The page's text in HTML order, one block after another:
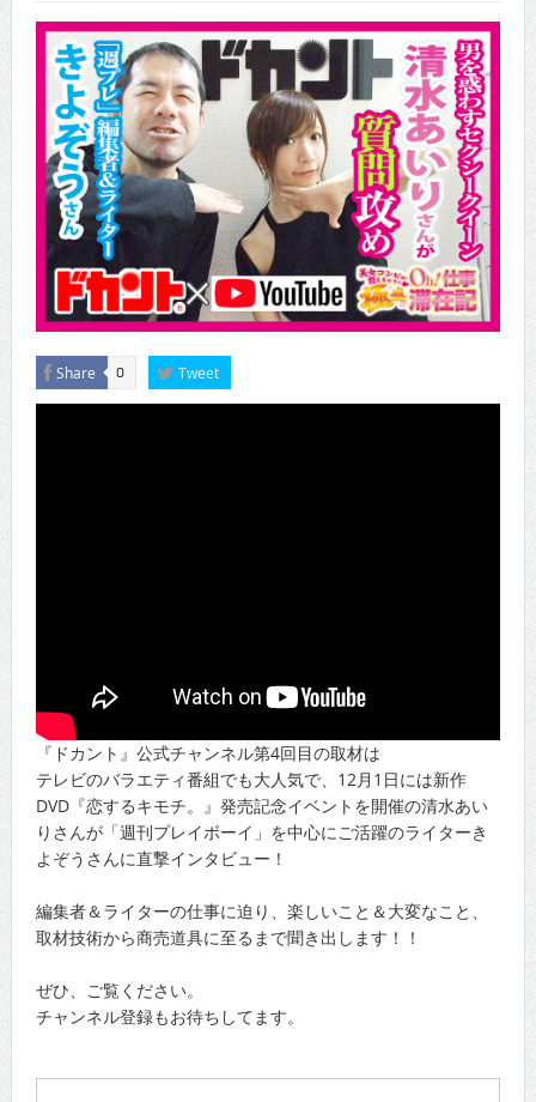
CINEMA×STYLE 294号
Share 0 Tweet
『ドカント』公式チャンネル第4回目の取材は
テレビのバラエティ番組でも大人気で、12月1日には新作
DVD『恋するキモチ。』発売記念イベントを開催の清水あい
りさんが「週刊プレイボーイ」を中心にご活躍のライターき
よぞうさんに直撃インタビュー！
編集者＆ライターの仕事に迫り、楽しいこと＆大変なこと、
取材技術から商売道具に至るまで聞き出します！！
ぜひ、ご覧ください。
チャンネル登録もお待ちしてます。